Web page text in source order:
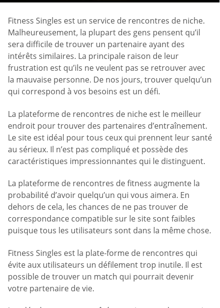
Fitness Singles est un service de rencontres de niche.
Malheureusement, la plupart des gens pensent qu’il
sera difficile de trouver un partenaire ayant des
intérêts similaires. La principale raison de leur
frustration est qu’ils ne veulent pas se retrouver avec
la mauvaise personne. De nos jours, trouver quelqu’un
qui correspond à vos besoins est un défi.
La plateforme de rencontres de niche est le meilleur
endroit pour trouver des partenaires d’entraînement.
Le site est idéal pour tous ceux qui prennent leur santé
au sérieux. Il n’est pas compliqué et possède des
caractéristiques impressionnantes qui le distinguent.
La plateforme de rencontres de fitness augmente la
probabilité d’avoir quelqu’un qui vous aimera. En
dehors de cela, les chances de ne pas trouver de
correspondance compatible sur le site sont faibles
puisque tous les utilisateurs sont dans la même chose.
Fitness Singles est la plate-forme de rencontres qui
évite aux utilisateurs un défilement trop inutile. Il est
possible de trouver un match qui pourrait devenir
votre partenaire de vie.